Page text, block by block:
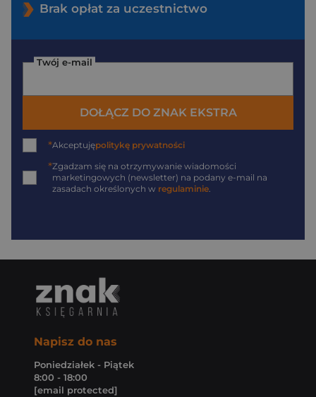
Brak opłat za uczestnictwo
Twój e-mail
DOŁĄCZ DO ZNAK EKSTRA
*Akceptujępolitykę prywatności
*Zgadzam się na otrzymywanie wiadomości
marketingowych (newsletter) na podany e-mail na
zasadach określonych w regulaminie
Napisz do nas
Poniedziałek - Piątek
8:00 - 18:00
[email protected]